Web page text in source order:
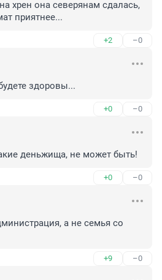
хрен она северянам сдалась,
приятнее...
+2 –0
здоровы...
+0 –0
деньжища, не может быть!
+0 –0
а не семья со
+9 –0